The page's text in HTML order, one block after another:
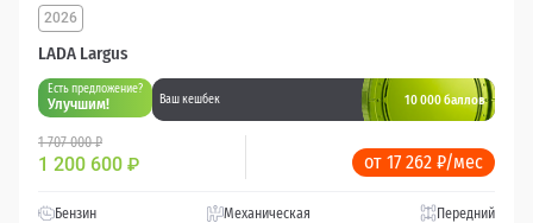
LADA Largus
2026
Есть предложение?
Улучшим! Ваш кешбек 10 000 баллов
1 707 000 ₽
1 200 600 ₽ от 17 262 ₽/мес
Бензин Механическая Передний